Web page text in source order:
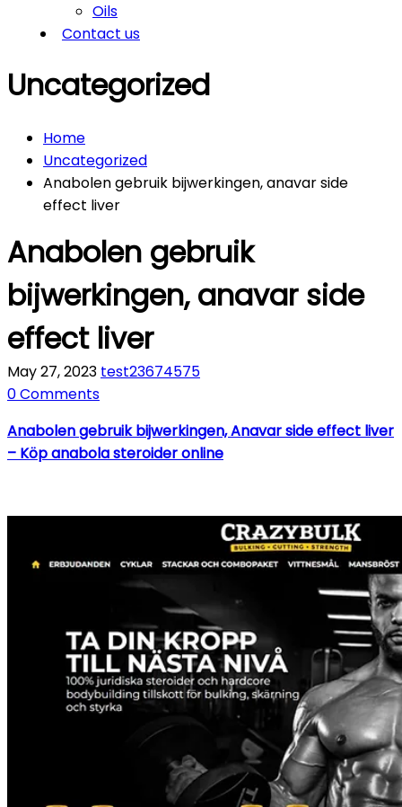
Oils
Contact us
Uncategorized
Home
Uncategorized
Anabolen gebruik bijwerkingen, anavar side
effect liver
Anabolen gebruik
bijwerkingen, anavar side
effect liver
May 27, 2023 test23674575
0 Comments
Anabolen gebruik bijwerkingen, Anavar side effect liver
– Köp anabola steroider online